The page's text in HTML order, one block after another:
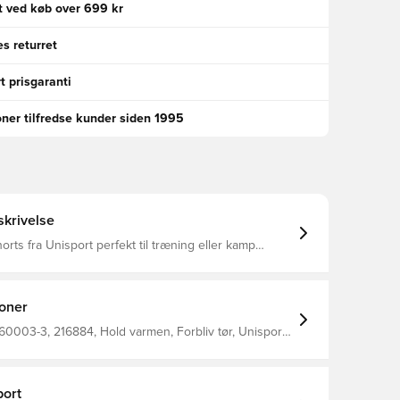
ved køb over 699 kr
returret
prisgaranti
tilfredse kunder siden 1995
fra Unisport perfekt til træning eller kamp
strækkes for optimalt fit Fremstillet i 88%
elastan..
3, 216884, Hold varmen, Forbliv tør, Unisport,